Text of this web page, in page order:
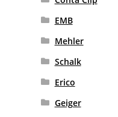
EMB
Mehler
Schalk
Erico
Geiger